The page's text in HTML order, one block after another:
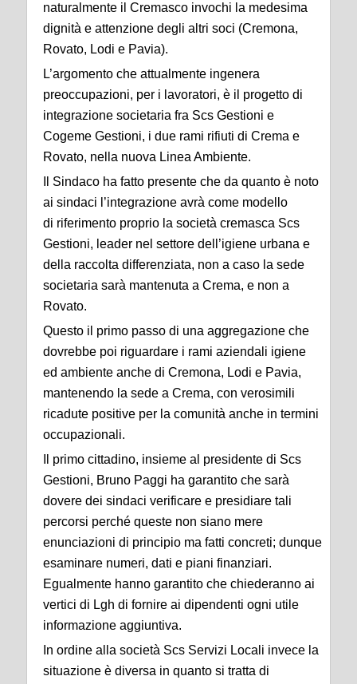
naturalmente il Cremasco invochi la medesima
dignità e attenzione degli altri soci (Cremona,
Rovato, Lodi e Pavia).
L’argomento che attualmente ingenera
preoccupazioni, per i lavoratori, è il progetto di
integrazione societaria fra Scs Gestioni e
Cogeme Gestioni, i due rami rifiuti di Crema e
Rovato, nella nuova Linea Ambiente.
Il Sindaco ha fatto presente che da quanto è noto
ai sindaci l’integrazione avrà come modello
di riferimento proprio la società cremasca Scs
Gestioni, leader nel settore dell’igiene urbana e
della raccolta differenziata, non a caso la sede
societaria sarà mantenuta a Crema, e non a
Rovato.
Questo il primo passo di una aggregazione che
dovrebbe poi riguardare i rami aziendali igiene
ed ambiente anche di Cremona, Lodi e Pavia,
mantenendo la sede a Crema, con verosimili
ricadute positive per la comunità anche in termini
occupazionali.
Il primo cittadino, insieme al presidente di Scs
Gestioni, Bruno Paggi ha garantito che sarà
dovere dei sindaci verificare e presidiare tali
percorsi perché queste non siano mere
enunciazioni di principio ma fatti concreti; dunque
esaminare numeri, dati e piani finanziari.
Egualmente hanno garantito che chiederanno ai
vertici di Lgh di fornire ai dipendenti ogni utile
informazione aggiuntiva.
In ordine alla società Scs Servizi Locali invece la
situazione è diversa in quanto si tratta di